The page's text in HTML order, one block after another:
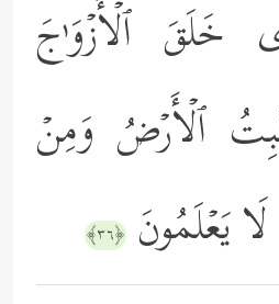
خَلَقَ ٱلۡأَزۡوَ ٰ⁠جَ
ٱلۡأَرۡضُ وَمِنۡ
یَعۡلَمُونَ ﴿٣٦﴾